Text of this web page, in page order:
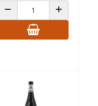
ANZAHL VERRINGERNANZAHL